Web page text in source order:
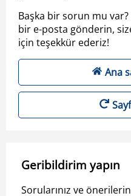
Başka bir sorun mu
bir e-posta gönderin,
için teşekkür ederiz!
Ana
Geribildirim yapın
Sorularınız ve